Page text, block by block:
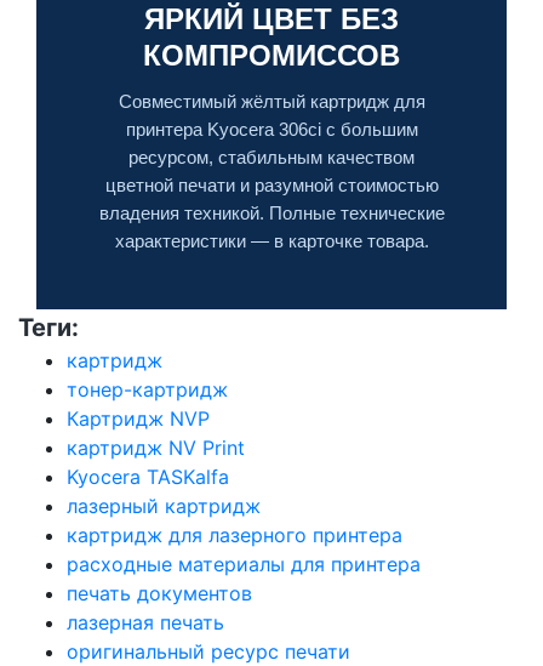
ЯРКИЙ ЦВЕТ БЕЗ
КОМПРОМИССОВ
Совместимый жёлтый картридж для
принтера Kyocera 306ci с большим
ресурсом, стабильным качеством
цветной печати и разумной стоимостью
владения техникой. Полные технические
характеристики — в карточке товара.
Теги:
картридж
тонер-картридж
Картридж NVP
картридж NV Print
Kyocera TASKalfa
лазерный картридж
картридж для лазерного принтера
расходные материалы для принтера
печать документов
лазерная печать
оригинальный ресурс печати